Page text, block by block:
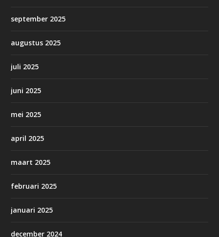
september 2025
augustus 2025
juli 2025
juni 2025
mei 2025
april 2025
maart 2025
februari 2025
januari 2025
december 2024